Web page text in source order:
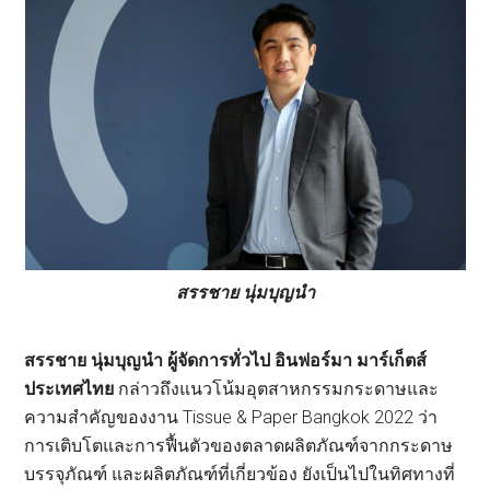
สรรชาย นุ่มบุญนำ
สรรชาย นุ่มบุญนำ ผู้จัดการทั่วไป อินฟอร์มา มาร์เก็ตส์
ประเทศไทย กล่าวถึงแนวโน้มอุตสาหกรรมกระดาษและ
ความสำคัญของงาน Tissue & Paper Bangkok 2022 ว่า
การเติบโตและการฟื้นตัวของตลาดผลิตภัณฑ์จากกระดาษ
บรรจุภัณฑ์ และผลิตภัณฑ์ที่เกี่ยวข้อง ยังเป็นไปในทิศทางที่